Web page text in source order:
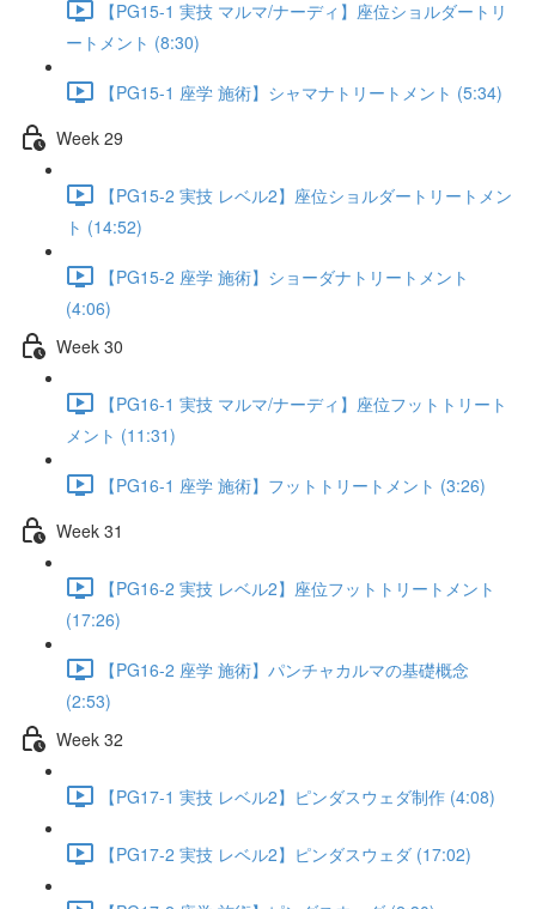
【PG15-1 実技 マルマ/ナーディ】座位ショルダートリ
ートメント (8:30)
【PG15-1 座学 施術】シャマナトリートメント (5:34)
Week 29
【PG15-2 実技 レベル2】座位ショルダートリートメン
ト (14:52)
【PG15-2 座学 施術】ショーダナトリートメント
(4:06)
Week 30
【PG16-1 実技 マルマ/ナーディ】座位フットトリート
メント (11:31)
【PG16-1 座学 施術】フットトリートメント (3:26)
Week 31
【PG16-2 実技 レベル2】座位フットトリートメント
(17:26)
【PG16-2 座学 施術】パンチャカルマの基礎概念
(2:53)
Week 32
【PG17-1 実技 レベル2】ピンダスウェダ制作 (4:08)
【PG17-2 実技 レベル2】ピンダスウェダ (17:02)